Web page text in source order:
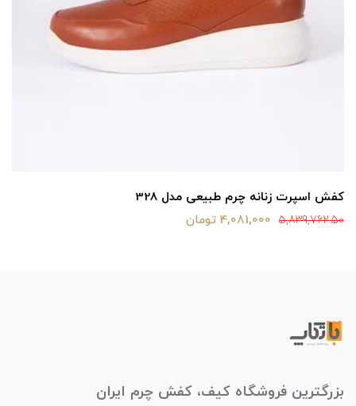
کفش اسپرت زنانه چرم طبیعی مدل 328
5,839,762.50 4,081,000 تومان
بزرگترین فروشگاه کیف، کفش چرم ایران